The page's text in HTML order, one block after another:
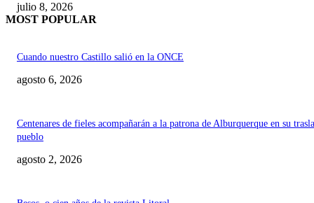
julio 8, 2026
MOST POPULAR
Cuando nuestro Castillo salió en la ONCE
agosto 6, 2026
Centenares de fieles acompañarán a la patrona de Alburquerque en su
pueblo
agosto 2, 2026